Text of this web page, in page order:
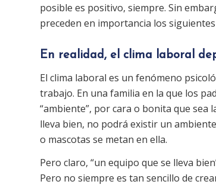
posible es positivo, siempre. Sin
preceden en importancia los
En realidad, el clima laboral
El clima laboral es un fenómeno
trabajo. En una familia en la que los
“ambiente”, por cara o bonita que sea
lleva bien, no podrá existir un
o mascotas se metan en ella.
Pero claro, “un equipo que se lleva
Pero no siempre es tan sencillo de